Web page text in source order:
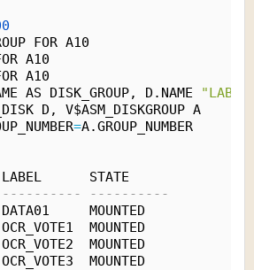
FOR A10
A10
A10
AS DISK_GROUP, D.NAME
D, V$ASM_DISKGROUP A
=A.GROUP_NUMBER
LABEL      STATE
----------
MOUNTED
MOUNTED
MOUNTED
MOUNTED